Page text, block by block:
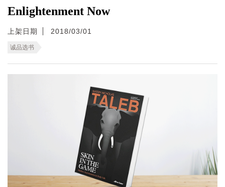
Enlightenment Now
上架日期 2018/03/01
诚品选书